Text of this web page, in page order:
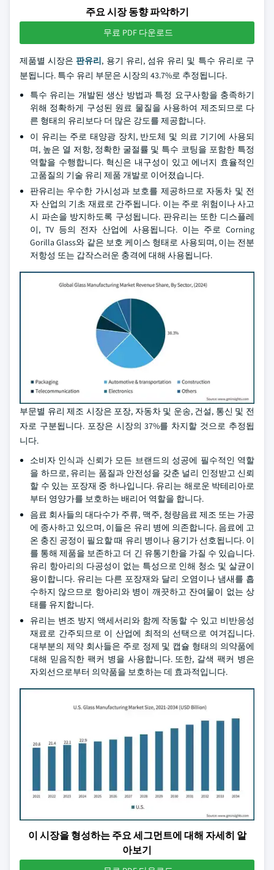
주요 시장 동향 파악하기
무료 PDF 다운로드
제품별 시장은 판유리, 용기 유리, 섬유 유리 및 특수 유리로 구
분됩니다. 특수 유리 부문은 시장의 43.7%로 추정됩니다.
특수 유리는 개발된 생산 방법과 특정 요구사항을 충족하기
위해 정확하게 구성된 원료 물질을 사용하여 제조되므로 다
른 형태의 유리보다 더 많은 강도를 제공합니다.
이 유리는 주로 태양광 장치, 반도체 및 의료 기기에 사용되
며, 높은 열 저항, 정확한 굴절률 및 특수 코팅을 포함한 특정
역할을 수행합니다. 혁신은 내구성이 있고 에너지 효율적인
고품질의 기술 유리 제품 개발로 이어졌습니다.
판유리는 우수한 가시성과 보호를 제공하므로 자동차 및 전
자 산업의 기초 재료로 간주됩니다. 이는 주로 위험이나 사고
시 파손을 방지하도록 구성됩니다. 판유리는 또한 디스플레
이, TV 등의 전자 산업에 사용됩니다. 이는 주로 Corning
Gorilla Glass와 같은 보호 케이스 형태로 사용되며, 이는 전분
저항성 또는 갑작스러운 충격에 대해 사용됩니다.
부문별 유리 제조 시장은 포장, 자동차 및 운송, 건설, 통신 및 전
자로 구분됩니다. 포장은 시장의 37%를 차지할 것으로 추정됩
니다.
소비자 인식과 신뢰가 모든 브랜드의 성공에 필수적인 역할
을 하므로, 유리는 품질과 안전성을 갖춘 널리 인정받고 신뢰
할 수 있는 포장재 중 하나입니다. 유리는 해로운 박테리아로
부터 영양가를 보호하는 배리어 역할을 합니다.
음료 회사들의 대다수가 주류, 맥주, 청량음료 제조 또는 가공
에 종사하고 있으며, 이들은 유리 병에 의존합니다. 음료에 고
온 충진 공정이 필요할 때 유리 병이나 용기가 선호됩니다. 이
를 통해 제품을 보존하고 더 긴 유통기한을 가질 수 있습니다.
유리 항아리의 다공성이 없는 특성으로 인해 청소 및 살균이
용이합니다. 유리는 다른 포장재와 달리 오염이나 냄새를 흡
수하지 않으므로 항아리와 병이 깨끗하고 잔여물이 없는 상
태를 유지합니다.
유리는 변조 방지 액세서리와 함께 작동할 수 있고 비반응성
재료로 간주되므로 이 산업에 최적의 선택으로 여겨집니다.
대부분의 제약 회사들은 주로 정제 및 캡슐 형태의 의약품에
대해 믿음직한 팩커 병을 사용합니다. 또한, 갈색 팩커 병은
자외선으로부터 의약품을 보호하는 데 효과적입니다.
이 시장을 형성하는 주요 세그먼트에 대해 자세히 알
아보기